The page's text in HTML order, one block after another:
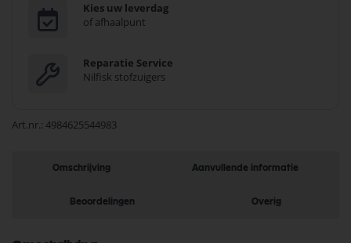
Kies uw leverdag
of afhaalpunt
Reparatie Service
Nilfisk stofzuigers
Art.nr. 4984625544983
Omschrijving Aanvullende informatie
Beoordelingen Overig